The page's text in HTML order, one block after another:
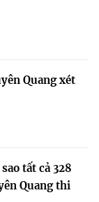
Quang xét
tất cả 328
Quang thi